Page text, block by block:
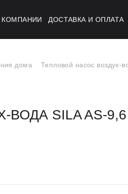
КОМПАНИИ ДОСТАВКА И ОПЛАТА
дома Тепловой насос воздух-
SILA AS-9,6